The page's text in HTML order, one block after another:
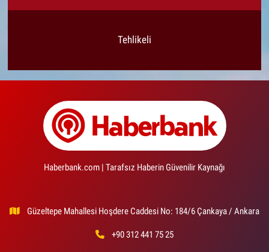
Tehlikeli
Haberbank.com | Tarafsız Haberin Güvenilir Kaynağı
Güzeltepe Mahallesi Hoşdere Caddesi No: 184/6 Çankaya / Ankara
+90 312 441 75 25